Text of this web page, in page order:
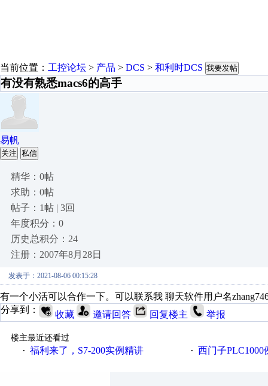
当前位置： 工控论坛 > 产品 > DCS > 和利时DCS 我要发帖
有没有熟悉macs6的高手
易帆
关注 私信
精华：0帖
求助：0帖
帖子：1帖 | 3回
年度积分：0
历史总积分：24
注册：2007年8月28日
发表于：2021-08-06 00:15:28
有一个小活可以合作一下。可以联系我 聊天软件用户名
分享到：
收藏 邀请回答 回复楼主 举报
楼主最近还看过
· 福利来了，S7-200实例精讲 · 西门子PLC1000